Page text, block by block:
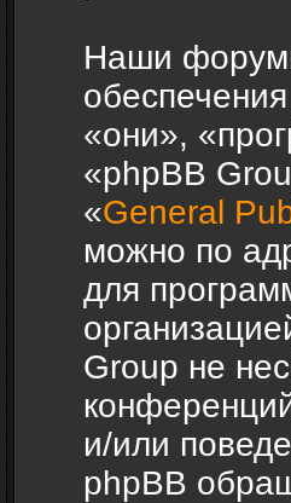
Наши
«они»,
«phpBB
«General
можно по
для
Group не
и/или
phpBB